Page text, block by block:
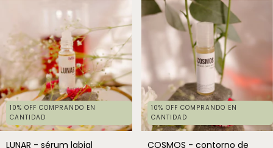
10% OFF COMPRANDO EN
CANTIDAD
LUNAR - sérum labial
10% OFF COMPRANDO EN
CANTIDAD
COSMOS - contorno de